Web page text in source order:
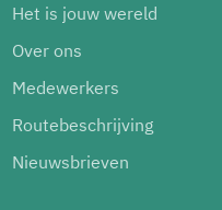
Het is jouw wereld
Over ons
Medewerkers
Routebeschrijving
Nieuwsbrieven